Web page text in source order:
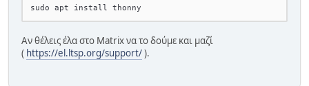
Αν θέλεις έλα στο Matrix να το δούμε και μαζί
( https://el.ltsp.org/support/).